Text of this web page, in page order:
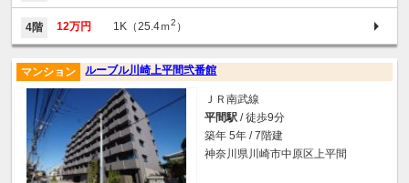
4階 12万円 1K（25.4ｍ2 ）
ルーブル川崎上平間弐番館
マンション
ＪＲ南武線
平間駅 / 徒歩9分
築年 5年 / 7階建
神奈川県川崎市中原区上平間